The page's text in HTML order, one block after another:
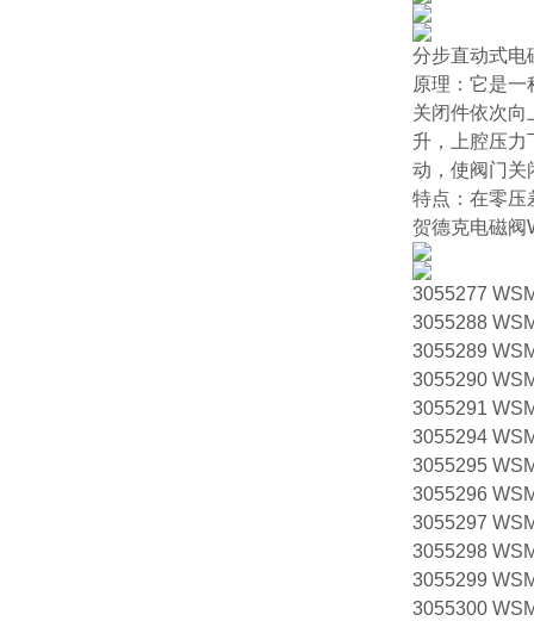
分步直动式电
原理：它是
关闭件依次向
升，上腔压力
动，使阀门关
特点：在零压
贺德克电磁阀
3055277
3055288
3055289
3055290
3055291
3055294
3055295
3055296
3055297
3055298
3055299
3055300